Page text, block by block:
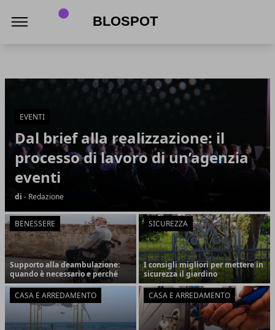
Articoli in Evidenza
EVENTI
Dal brief alla realizzazione: il
processo di lavoro di un’agenzia
eventi
di - Redazione
BENESSERE
Supporto alla deambulazione:
quando è necessario e perché
SICUREZZA
I consigli migliori per mettere in
sicurezza il giardino
CASA E ARREDAMENTO CASA E ARREDAMENTO